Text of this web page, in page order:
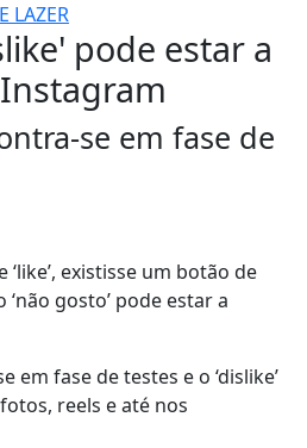
LAZER
pode estar a
se em fase de
existisse um botão de
‘não gosto’ pode estar a
em fase de testes e o ‘dislike’
reels e até nos